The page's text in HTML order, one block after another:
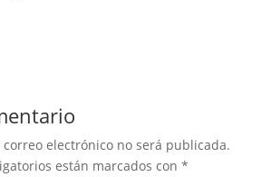
electrónico no será publicada.
están marcados con *